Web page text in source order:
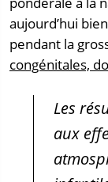
aujourd’hui
pendant la
congénitales,
Les
aux